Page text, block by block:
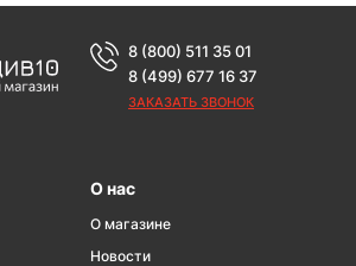
8 (800) 511 35 01
8 (499) 677 16 37
ЗАКАЗАТЬ ЗВОНОК
О нас
О магазине
Новости